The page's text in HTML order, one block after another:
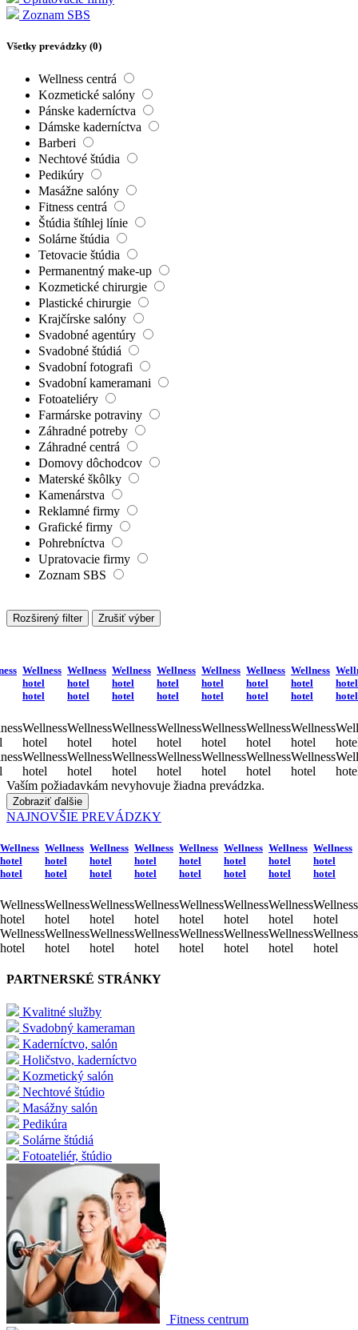
Zoznam SBS
Všetky prevádzky (0)
Wellness centrá
Kozmetické salóny
Pánske kaderníctva
Dámske kaderníctva
Barberi
Nechtové štúdia
Pedikúry
Masážne salóny
Fitness centrá
Štúdia štíhlej línie
Solárne štúdia
Tetovacie štúdia
Permanentný make-up
Kozmetické chirurgie
Plastické chirurgie
Krajčírske salóny
Svadobné agentúry
Svadobné štúdiá
Svadobní fotografi
Svadobní kameramani
Fotoateliéry
Farmárske potraviny
Záhradné potreby
Záhradné centrá
Domovy dôchodcov
Materské škôlky
Kamenárstva
Reklamné firmy
Grafické firmy
Pohrebníctva
Upratovacie firmy
Zoznam SBS
Rozširený filter Zrušiť výber
Wellness
hotel
hotel
Wellness
hotel
Wellness
hotel
Wellness
hotel
hotel
Wellness
hotel
Wellness
hotel
Wellness
hotel
hotel
Wellness
hotel
Wellness
hotel
Wellness
hotel
hotel
Wellness
hotel
Wellness
hotel
Wellness
hotel
hotel
Wellness
hotel
Wellness
hotel
Wellness
hotel
hotel
Wellness
hotel
Wellness
hotel
Wellness
hotel
hotel
Wellness
hotel
Wellness
hotel
hotel
hotel
Vaším požiadavkám nevyhovuje žiadna prevádzka.
Zobraziť ďalšie
NAJNOVŠIE PREVÁDZKY
Wellness
hotel
hotel
Wellness
hotel
Wellness
hotel
Wellness
hotel
hotel
Wellness
hotel
Wellness
hotel
Wellness
hotel
hotel
Wellness
hotel
Wellness
hotel
Wellness
hotel
hotel
Wellness
hotel
Wellness
hotel
Wellness
hotel
hotel
Wellness
hotel
Wellness
hotel
Wellness
hotel
hotel
Wellness
hotel
Wellness
hotel
Wellness
hotel
hotel
Wellness
hotel
Wellness
hotel
Wellness
hotel
hotel
Wellness
hotel
Wellness
hotel
PARTNERSKÉ STRÁNKY
Kvalitné služby
Svadobný kameraman
Kaderníctvo, salón
Holičstvo, kaderníctvo
Kozmetický salón
Nechtové štúdio
Masážny salón
Pedikúra
Solárne štúdiá
Fotoateliér, štúdio
Fitness centrum